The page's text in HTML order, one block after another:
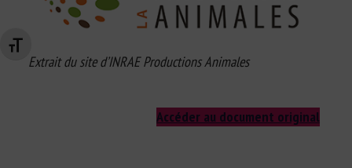
Changer la taille de la police
Extrait du site d’INRAE Productions Animales
Accéder au document original